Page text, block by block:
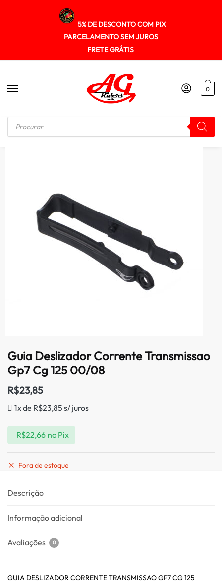
5% DE DESCONTO COM PIX
PARCELAMENTO SEM JUROS
FRETE GRÁTIS
0
Início / KIT RELAÇÃO Guia Deslizador Corrente Transmissao Gp7 Cg 125 00/08
Guia Deslizador Corrente Transmissao
Gp7 Cg 125 00/08
R$23,85
1x de R$23,85 s/ juros
R$22,66 no Pix
Fora de estoque
Descrição
Informação adicional
Avaliações 0
GUIA DESLIZADOR CORRENTE TRANSMISSAO GP7 CG 125